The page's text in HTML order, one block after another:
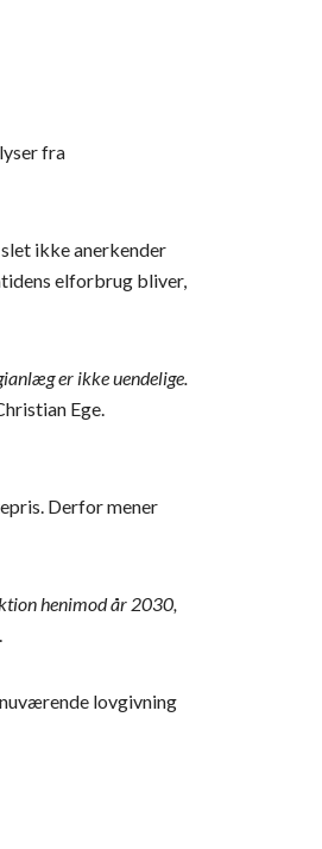
fra
ikke anerkender
elforbrug bliver,
er ikke uendelige.
Ege.
Derfor mener
henimod år 2030,
lovgivning